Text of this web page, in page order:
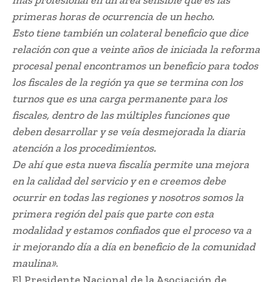
primeras horas de ocurrencia de un hecho.
Esto tiene también un colateral beneficio que dice
relación con que a veinte años de iniciada la reforma
procesal penal encontramos un beneficio para todos
los fiscales de la región ya que se termina con los
turnos que es una carga permanente para los
fiscales, dentro de las múltiples funciones que
deben desarrollar y se veía desmejorada la diaria
atención a los procedimientos.
De ahí que esta nueva fiscalía permite una mejora
en la calidad del servicio y en e creemos debe
ocurrir en todas las regiones y nosotros somos la
primera región del país que parte con esta
modalidad y estamos confiados que el proceso va a
ir mejorando día a día en beneficio de la comunidad
maulina».